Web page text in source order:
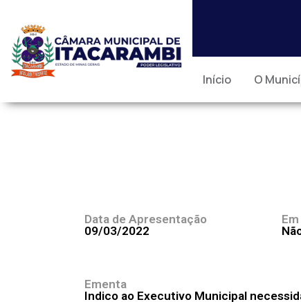
Início O
Data de Apresentação
09/03/2022
Ementa
Indico ao Executivo Municipal